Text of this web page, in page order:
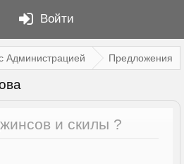
Войти
Администрацией Предложения
и скилы ?